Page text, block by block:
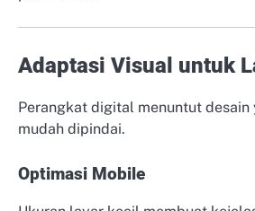
Adaptasi Visual untuk
Perangkat digital menuntut desain
mudah dipindai.
Optimasi Mobile